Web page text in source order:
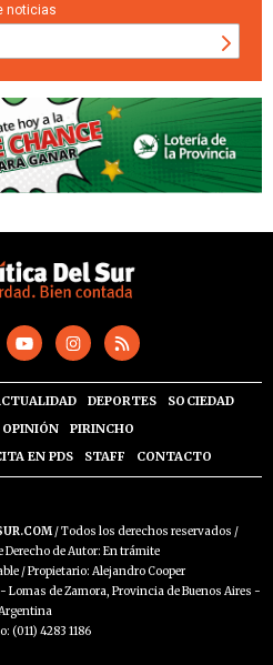
noticias
DEPORTES
SOCIEDAD
OPINIÓN
PIRINCHO
EN PDS STAFF CONTACTO
/ Todos los derechos reservados /
de Autor: En trámite
/ Propietario: Alejandro Cooper
Lomas de Zamora, Provincia de Buenos Aires -
(011) 4283 1186